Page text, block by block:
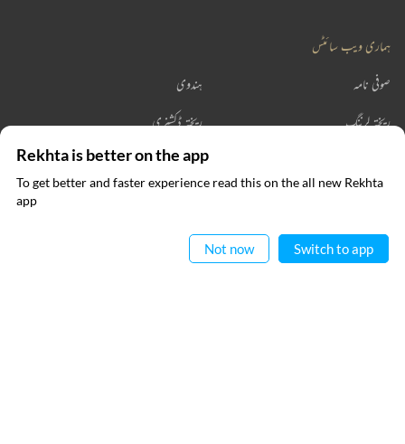
VIDEOS
ہماری ویب سائٹس
ہندوی صوفی نامہ
ریختہ ڈکشنری ریختہ لرننگ
ریختہ بکس
رابطہ کیجیے
Rekhta is better on the app
To get better and faster experience read this on the all new Rekhta
app
Not now Switch to app